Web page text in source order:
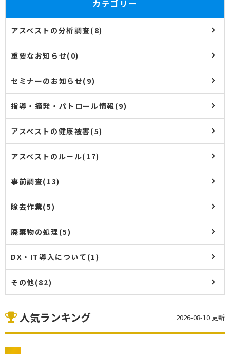
カテゴリー
アスベストの分析調査(8)
重要なお知らせ(0)
セミナーのお知らせ(9)
指導・摘発・パトロール情報(9)
アスベストの健康被害(5)
アスベストのルール(17)
事前調査(13)
除去作業(5)
廃棄物の処理(5)
DX・IT導入について(1)
その他(82)
人気ランキング 2026-08-10 更新